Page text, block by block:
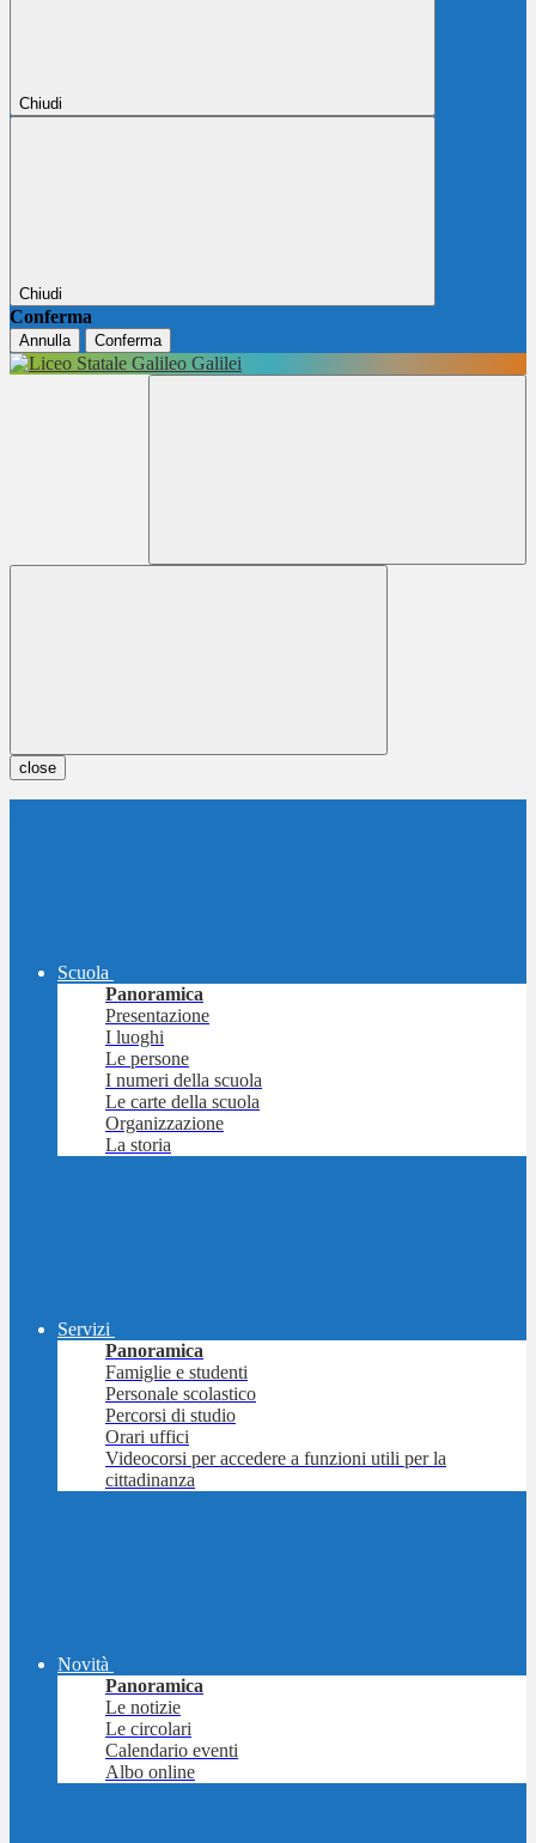
Chiudi
Chiudi
Conferma
Annulla Conferma
close
Scuola
Panoramica
Presentazione
I luoghi
Le persone
I numeri della scuola
Le carte della scuola
Organizzazione
La storia
Servizi
Panoramica
Famiglie e studenti
Personale scolastico
Percorsi di studio
Orari uffici
Videocorsi per accedere a funzioni utili per la
cittadinanza
Novità
Panoramica
Le notizie
Le circolari
Calendario eventi
Albo online